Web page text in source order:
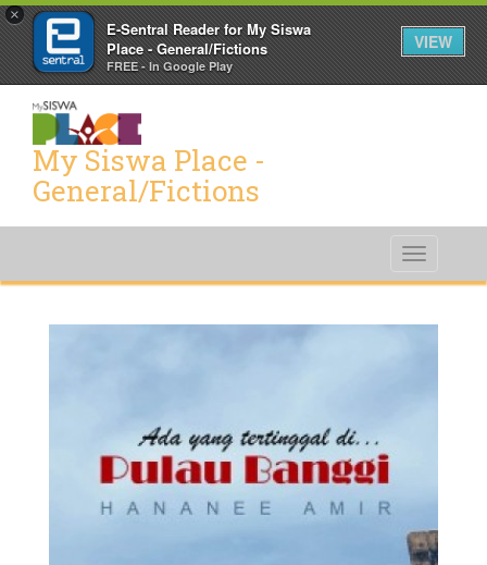
×
E-Sentral Reader for My Siswa
Place - General/Fictions
FREE - In Google Play
VIEW
My Siswa Place -
General/Fictions
Toggle